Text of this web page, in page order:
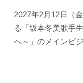
2027年2月12日（
る「坂本冬美歌手
へ～」のメインビ